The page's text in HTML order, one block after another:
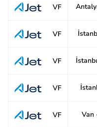
VF
VF
VF
VF
VF Van